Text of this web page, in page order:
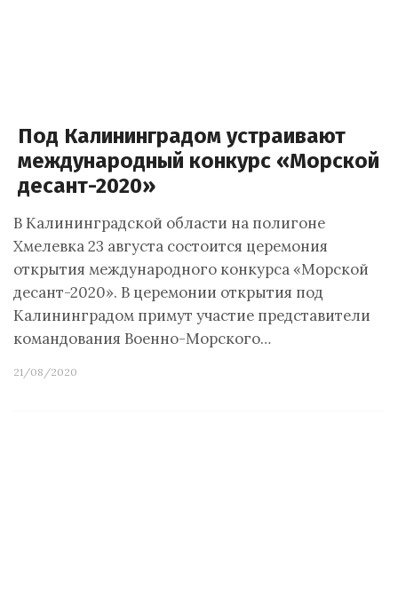
Под Калининградом устраивают
международный конкурс «Морской
десант-2020»
В Калининградской области на полигоне
Хмелевка 23 августа состоится церемония
открытия международного конкурса «Морской
десант-2020». В церемонии открытия под
Калининградом примут участие представители
командования Военно-Морского…
21/08/2020